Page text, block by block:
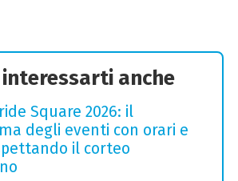
anche
Square 2026: il
degli eventi con orari e
il corteo